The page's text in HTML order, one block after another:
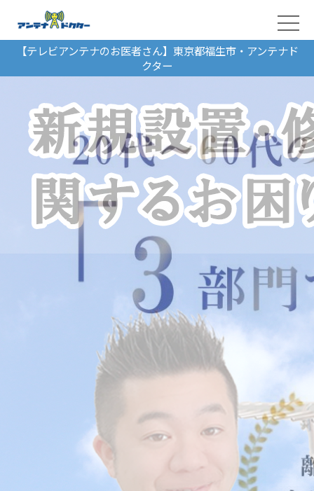
【テレビアンテナのお医者さん】東京都福生市・アンテナド
クター